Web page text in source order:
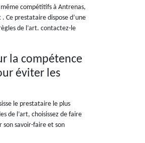
compétitifs à Antrenas,
Ce prestataire dispose d’une
de l’art. contactez-le
la compétence
éviter les
le prestataire le plus
de l’art, choisissez de faire
son savoir-faire et son